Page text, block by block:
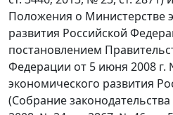
Положения о Министерстве
развития Российской
постановлением
Федерации от 5 июня 2008
экономического развития
(Собрание